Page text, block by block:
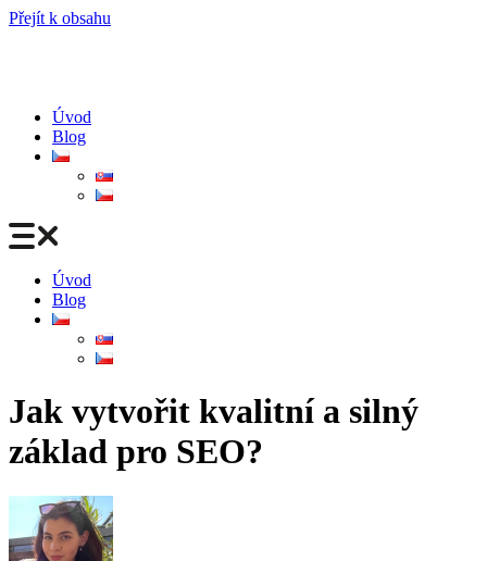
Přejít k obsahu
Úvod
Blog
Úvod
Blog
Jak vytvořit kvalitní a silný
základ pro SEO?